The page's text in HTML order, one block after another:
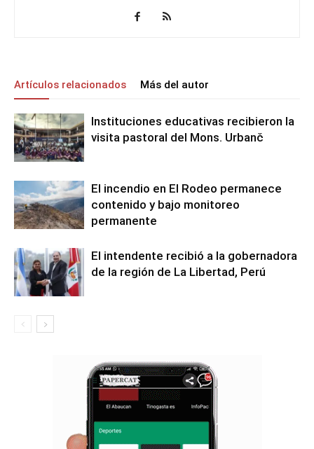
Artículos relacionados Más del autor
Instituciones educativas recibieron la
visita pastoral del Mons. Urbanč
El incendio en El Rodeo permanece
contenido y bajo monitoreo
permanente
El intendente recibió a la gobernadora
de la región de La Libertad, Perú